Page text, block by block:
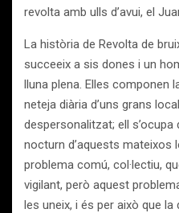
revolta amb ulls d’avui, el
La història de Revolta de
succeeix a sis dones i un
lluna plena. Elles componen
neteja diària d’uns grans
despersonalitzat; ell
nocturn d’aquests mateixos
problema comú, col·lectiu,
vigilant, però aquest
les uneix, i és per això que